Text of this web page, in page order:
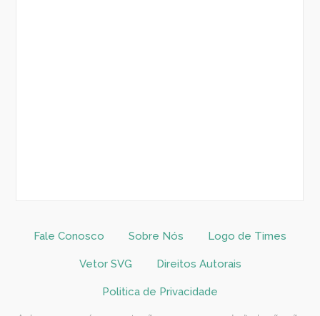
Fale Conosco Sobre Nós Logo de Times
Vetor SVG Direitos Autorais
Politica de Privacidade